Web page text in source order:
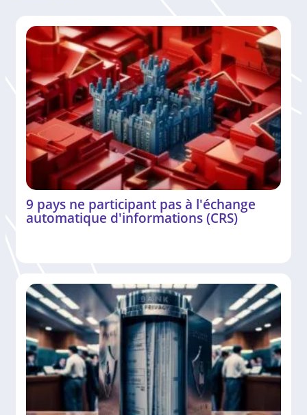
9 pays ne participant pas à l'échange
automatique d'informations (CRS)